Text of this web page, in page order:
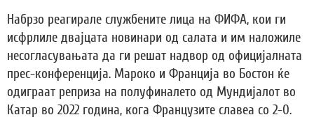
Набрзо реагирале службените лица на ФИФА, кои ги
исфрлиле двајцата новинари од салата и им наложиле
несогласувањата да ги решат надвор од официјалната
прес-конференција. Мароко и Франција во Бостон ќе
одиграат реприза на полуфиналето од Мундијалот во
Катар во 2022 година, кога Французите славеа со 2-0.